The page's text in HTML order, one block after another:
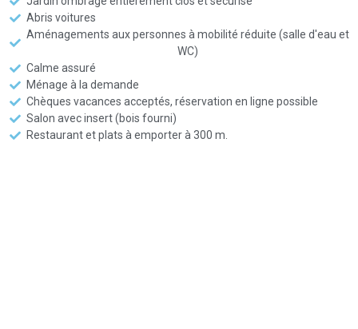
Abris voitures
Aménagements aux personnes à mobilité réduite (salle d'eau et
WC)
Calme assuré
Ménage à la demande
Chèques vacances acceptés, réservation en ligne possible
Salon avec insert (bois fourni)
Restaurant et plats à emporter à 300 m.